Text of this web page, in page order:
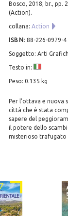
Bosco, 2018; br., pp.
(Action).
collana: Action
ISBN : 88-226-0979-4
Soggetto: Arti
Testo in:
Peso: 0.135 kg
Per l'ottava e nuova
città che è stata
sapere del
il potere dello
misterioso trafugato